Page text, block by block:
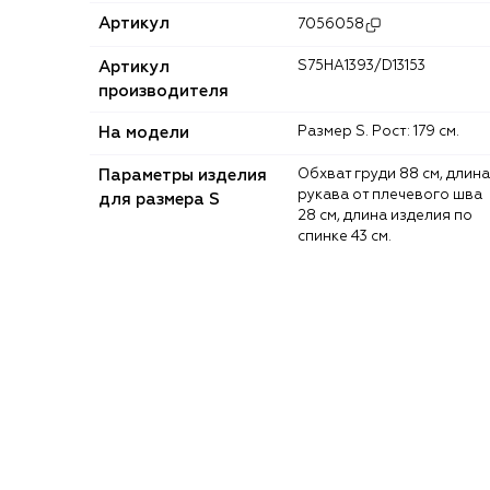
Артикул 7056058
Артикул
производителя
S75HA1393/D13153
На модели Размер S. Рост: 179 см.
Параметры изделия
для размера S
Обхват груди 88 см, длина
рукава от плечевого шва
28 см, длина изделия по
спинке 43 см.